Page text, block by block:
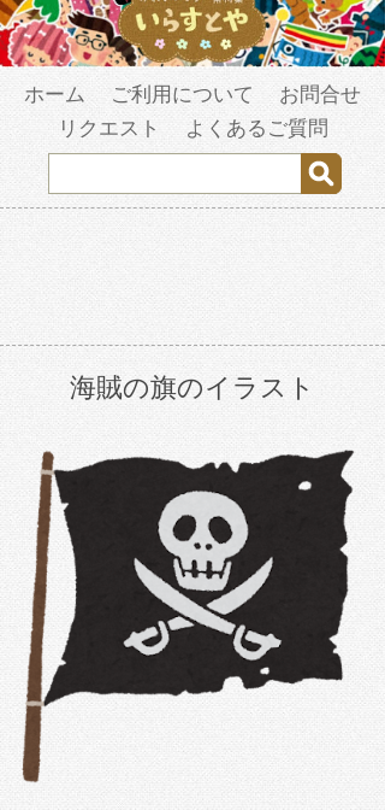
ホーム ご利用について
お問合せ
リクエスト
よくあるご質問
海賊の旗のイラスト